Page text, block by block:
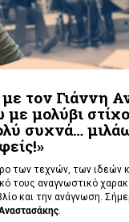
τον Γιάννη
μολύβι
συχνά…
των τεχνών, των ιδεών
τους αναγνωστικό
και την ανάγνωση.